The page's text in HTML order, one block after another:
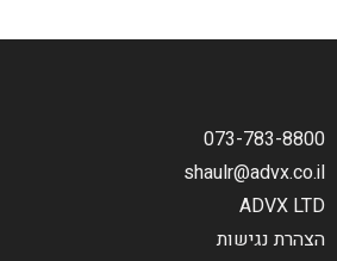
073-783-8800
shaulr@advx.co.il
ADVX LTD
הצהרת נגישות